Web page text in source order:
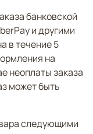
банковской
и другими
в течение 5
на
неоплаты заказа
может быть
следующими